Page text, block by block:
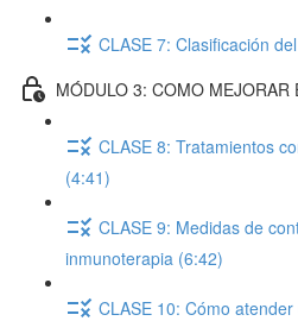
CLASE 7: Clasificación
MÓDULO 3: COMO MEJORAR
CLASE 8: Tratamientos
(4:41)
CLASE 9: Medidas de
inmunoterapia (6:42)
CLASE 10: Cómo